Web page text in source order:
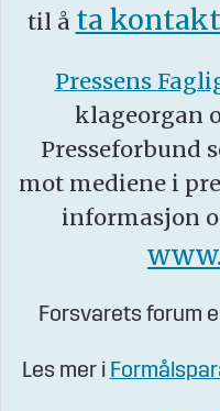
til å ta
Pressens
klageorgan
Presseforbund
mot mediene i
informasjon
Forsvarets forum
Les mer i